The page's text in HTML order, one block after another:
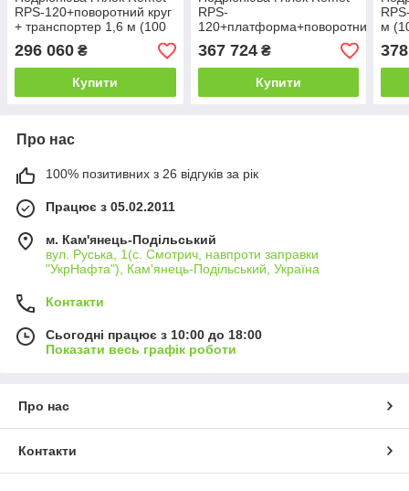
RPS-120+поворотний круг
+ транспортер 1,6 м (100
мм, 6 ножів, 16 л.с./
бензин)
296 060 ₴
Купити
RPS-
120+платформа+поворотний
круг + транспортер 2,3 м
(100 мм, 6 ножів, 16 к.с./
бензин)
367 724₴
Купити
м
Про нас
100% позитивних з 26 відгуків за рік
Працює з 05.02.2011
м. Кам'янець-Подільський
вул. Руська, 1(с. Смотрич, навпроти заправки
"УкрНафта"), Кам'янець-Подільський, Україна
Контакти
Сьогодні працює з 10:00 до 18:00
Показати весь графік роботи
Про нас
Контакти